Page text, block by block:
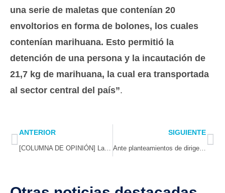
una serie de maletas que contenían 20
envoltorios en forma de bolones, los cuales
contenían marihuana. Esto permitió la
detención de una persona y la incautación de
21,7 kg de marihuana, la cual era transportada
al sector central del país”.
Prev
ANTERIOR SIGUIENTE
Ante planteamientos de dirigentes del sector: Reafirman compromiso de Gobierno con el apoyo integral a la pesca artesanal